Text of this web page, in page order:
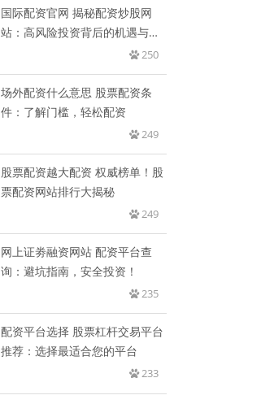
国际配资官网 揭秘配资炒股网
站：高风险投资背后的机遇与挑
250
场外配资什么意思 股票配资条
件：了解门槛，轻松配资
249
股票配资越大配资 权威榜单！股
票配资网站排行大揭秘
249
网上证劵融资网站 配资平台查
询：避坑指南，安全投资！
235
配资平台选择 股票杠杆交易平台
推荐：选择最适合您的平台
233